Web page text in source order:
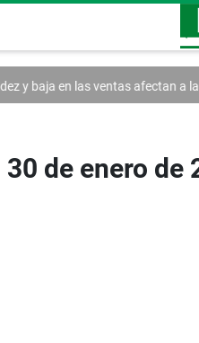
a las MiPymes Antón
de enero de